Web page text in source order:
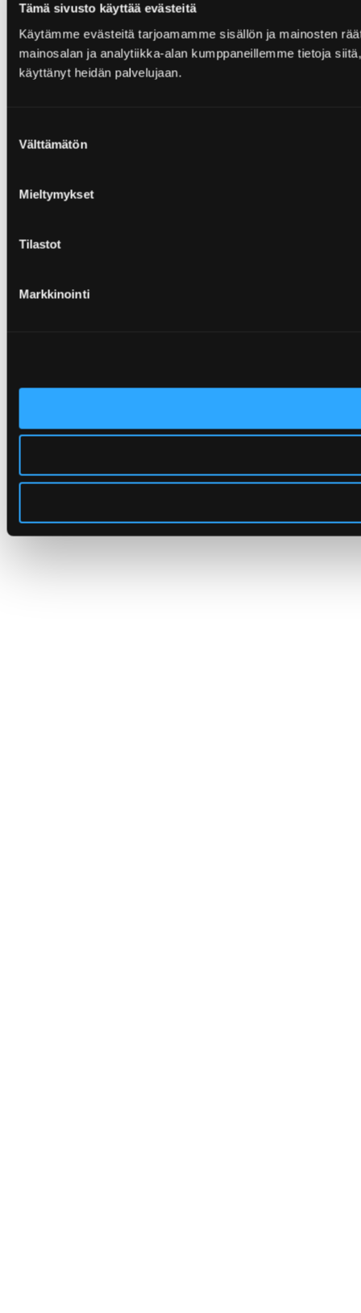
Tämä sivusto käyttää evästeitä
Käytämme evästeitä tarjoamamme sisällön ja mainosten
mainosalan ja analytiikka-alan kumppaneillemme tietoja
käyttänyt heidän palvelujaan.
valinta
Välttämätön
Mieltymykset
Tilastot
Markkinointi